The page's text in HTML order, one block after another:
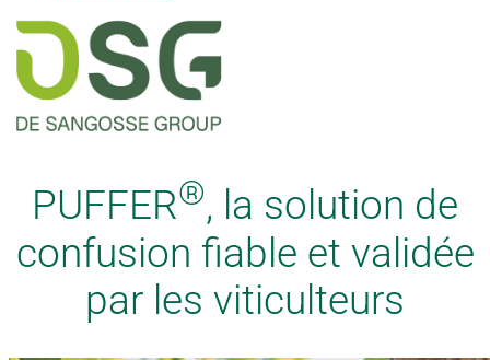
PUFFER®, la solution de
confusion fiable et validée
par les viticulteurs